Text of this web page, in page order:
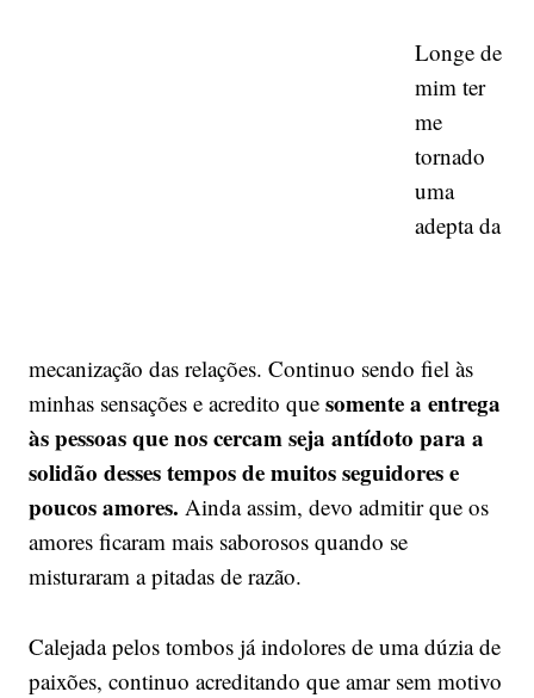
Longe de
mim ter
me
tornado
uma
adepta da
mecanização das relações. Continuo sendo fiel às
minhas sensações e acredito que somente a entrega
às pessoas que nos cercam seja antídoto para a
solidão desses tempos de muitos seguidores e
poucos amores. Ainda assim, devo admitir que os
amores ficaram mais saborosos quando se
misturaram a pitadas de razão.
Calejada pelos tombos já indolores de uma dúzia de
paixões, continuo acreditando que amar sem motivo